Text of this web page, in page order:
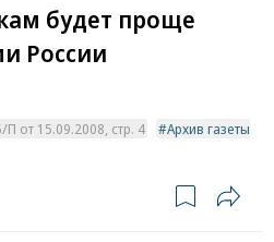
будет проще
России
от 15.09.2008, стр. 4
Архив газеты